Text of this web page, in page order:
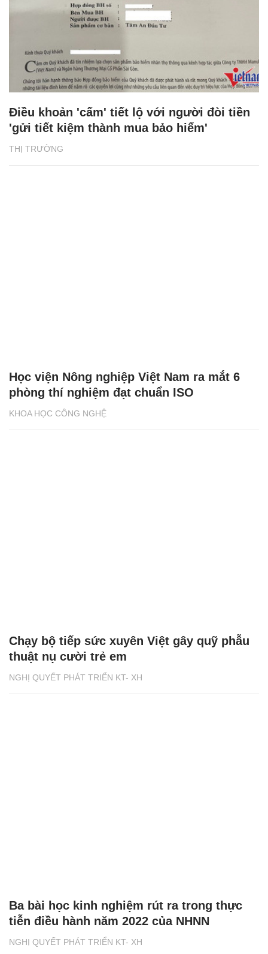
THỊ TRƯỜNG
Điều khoản 'cấm' tiết lộ với người đòi tiền
'gửi tiết kiệm thành mua bảo hiểm'
KHOA HỌC CÔNG NGHỆ
Học viện Nông nghiệp Việt Nam ra mắt 6
phòng thí nghiệm đạt chuẩn ISO
NGHỊ QUYẾT PHÁT TRIỂN KT- XH
Chạy bộ tiếp sức xuyên Việt gây quỹ phẫu
thuật nụ cười trẻ em
NGHỊ QUYẾT PHÁT TRIỂN KT- XH
Ba bài học kinh nghiệm rút ra trong thực
tiễn điều hành năm 2022 của NHNN